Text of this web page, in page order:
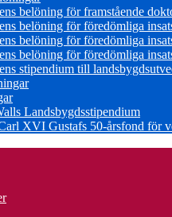
belöning för framstående
belöning för föredömliga
belöning för föredömliga
belöning för föredömliga
stipendium till
Landsbygdsstipendium
XVI Gustafs 50-årsfond för